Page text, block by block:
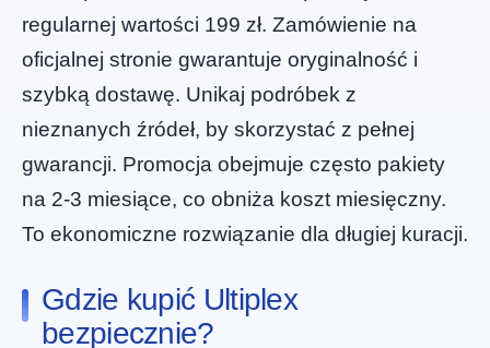
regularnej wartości 199 zł. Zamówienie na
oficjalnej stronie gwarantuje oryginalność i
szybką dostawę. Unikaj podróbek z
nieznanych źródeł, by skorzystać z pełnej
gwarancji. Promocja obejmuje często pakiety
na 2-3 miesiące, co obniża koszt miesięczny.
To ekonomiczne rozwiązanie dla długiej kuracji.
Gdzie kupić Ultiplex
bezpiecznie?